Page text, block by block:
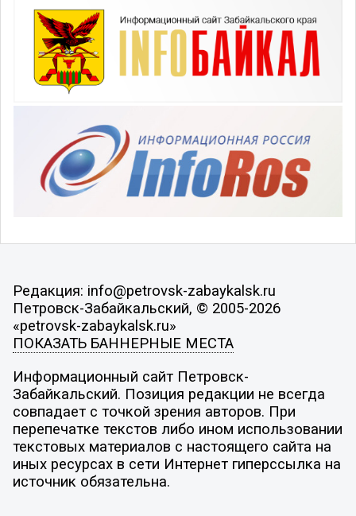
Редакция: info@petrovsk-zabaykalsk.ru
Петровск-Забайкальский, © 2005-2026
«petrovsk-zabaykalsk.ru»
ПОКАЗАТЬ БАННЕРНЫЕ МЕСТА
Информационный сайт Петровск-
Забайкальский. Позиция редакции не всегда
совпадает с точкой зрения авторов. При
перепечатке текстов либо ином использовании
текстовых материалов с настоящего сайта на
иных ресурсах в сети Интернет гиперссылка на
источник обязательна.